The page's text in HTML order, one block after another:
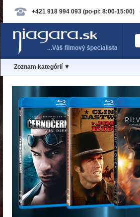
+421 918 994 093 (po-pi: 8:00-15:00)
Zoznam kategórií ▼